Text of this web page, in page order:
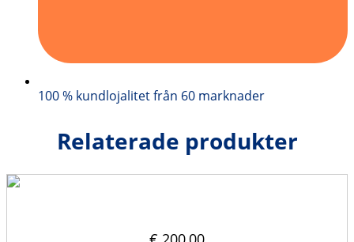
100 % kundlojalitet från 60 marknader
Relaterade produkter